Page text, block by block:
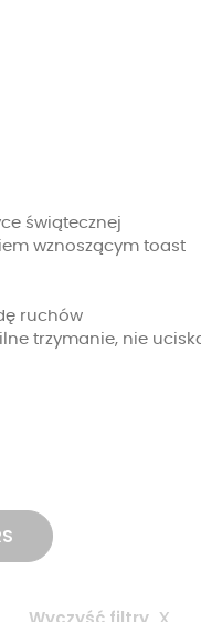
świątecznej
wznoszącym toast
ruchów
trzymanie, nie
x